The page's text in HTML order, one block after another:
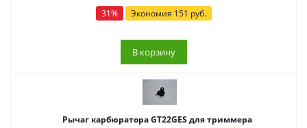
31% Экономия 151 руб.
В корзину
Рычаг карбюратора GT22GES для триммера